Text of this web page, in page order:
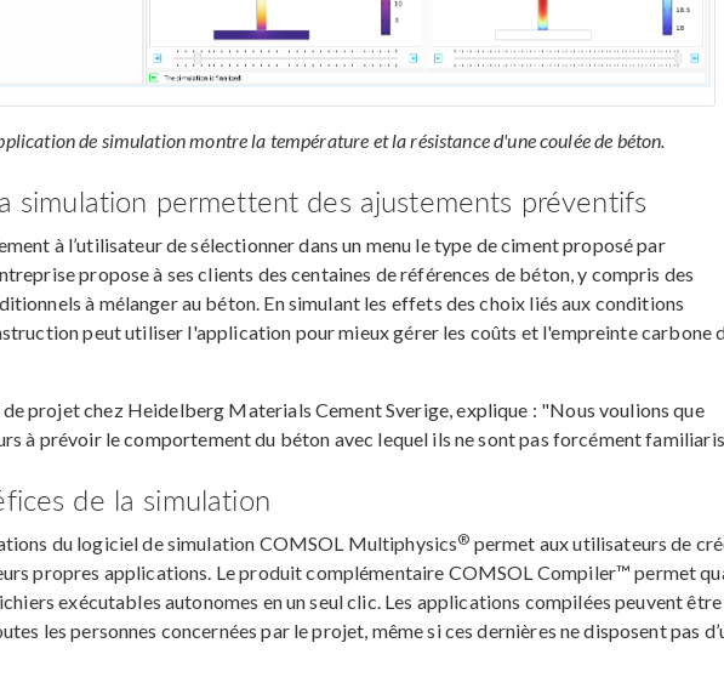
de simulation montre la température et la résistance d'une coulée de béton.
simulation permettent des ajustements préventifs
à l’utilisateur de sélectionner dans un menu le type de ciment proposé par
propose à ses clients des centaines de références de béton, y compris des
à mélanger au béton. En simulant les effets des choix liés aux conditions
peut utiliser l'application pour mieux gérer les coûts et l'empreinte carbone
projet chez Heidelberg Materials Cement Sverige, explique : "Nous voulions que
à prévoir le comportement du béton avec lequel ils ne sont pas forcément
de la simulation
du logiciel de simulation COMSOL Multiphysics® permet aux utilisateurs de
propres applications. Le produit complémentaire COMSOL Compiler™ permet
exécutables autonomes en un seul clic. Les applications compilées peuvent être
les personnes concernées par le projet, même si ces dernières ne disposent pas